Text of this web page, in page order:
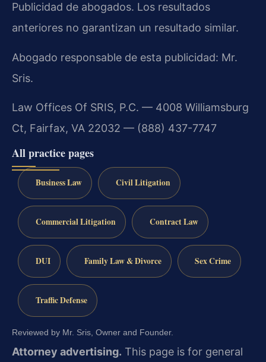
Publicidad de abogados. Los resultados
anteriores no garantizan un resultado similar.
Abogado responsable de esta publicidad: Mr.
Sris.
Law Offices Of SRIS, P.C. — 4008 Williamsburg
Ct, Fairfax, VA 22032 — (888) 437-7747
All practice pages
Business Law Civil Litigation
Commercial Litigation Contract Law
DUI Family Law & Divorce Sex Crime
Traffic Defense
Reviewed by Mr. Sris, Owner and Founder.
Attorney advertising. This page is for general